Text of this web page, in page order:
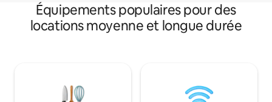
Équipements populaires pour des
locations moyenne et longue durée